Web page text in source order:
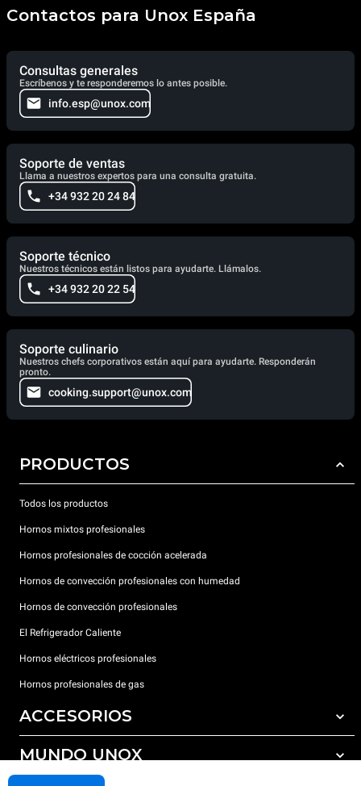
Contactos para Unox España
Consultas generales
Escríbenos y te responderemos lo antes posible.
info.esp@unox.com
Soporte de ventas
Llama a nuestros expertos para una consulta gratuita.
+34 932 20 24 84
Soporte técnico
Nuestros técnicos están listos para ayudarte. Llámalos.
+34 932 20 22 54
Soporte culinario
Nuestros chefs corporativos están aquí para ayudarte. Responderán
pronto.
cooking.support@unox.com
PRODUCTOS
Todos los productos
Hornos mixtos profesionales
Hornos profesionales de cocción acelerada
Hornos de convección profesionales con humedad
Hornos de convección profesionales
El Refrigerador Caliente
Hornos eléctricos profesionales
Hornos profesionales de gas
ACCESORIOS
Todos los accesorios
Detergentes para lavado automático
MUNDO UNOX